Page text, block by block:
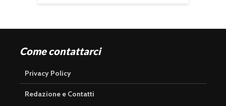
Come contattarci
Privacy Policy
Redazione e Contatti